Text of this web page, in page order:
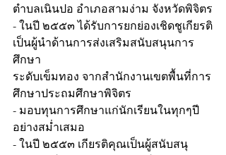
ตำบลเนินปอ อำเภอสามง่าม จังหวัดพิจิตร
- ในปี ๒๕๕๓ ได้รับการยกย่องเชิดชูเกียรติ
เป็นผู้นำด้านการส่งเสริมสนับสนุนการ
ศึกษา
ระดับเข็มทอง จากสำนักงานเขตพื้นที่การ
ศึกษาประถมศึกษาพิจิตร
- มอบทุนการศึกษาแก่นักเรียนในทุกๆปี
อย่างสม่ำเสมอ
- ในปี ๒๕๕๓ เกียรติคุณเป็นผู้สนับสนุ